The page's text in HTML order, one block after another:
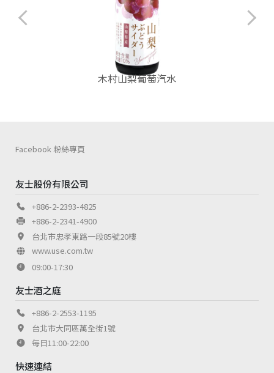
木村山梨葡萄汽水
友士股份有限公司
+886-2-2393-4825
+886-2-2341-4900
台北市忠孝東路一段85號20樓
www.use.com.tw
09:00-17:30
友士酒之庭
+886-2-2553-1195
台北市大同區萬全街1號
每日11:00-22:00
快速連結
Facebook 粉絲專頁